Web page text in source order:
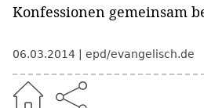
Konfessionen gemeinsam
06.03.2014 epd/evangelisch.de